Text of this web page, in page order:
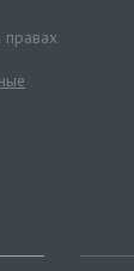
правах